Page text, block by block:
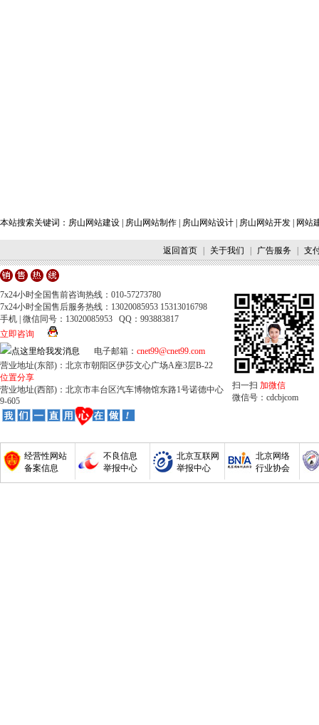
本站搜索关键词： 房山网站建设 房山网站制作 房山网站设计 房山网站开发 网站
返回首页 关于我们 广告服务 支
7x24小时全国售前咨询热线：010-57273780
7x24小时全国售后服务热线：13020085953 15313016798
手机 | 微信同号：13020085953 QQ：993883817
立即咨询
电子邮箱： cnet99@cnet99.com
营业地址(东部)：北京市朝阳区伊莎文心广场A座3层B-22
位置分享
营业地址(西部)：北京市丰台区汽车博物馆东路1号诺德中心
9-605
扫一扫 加微信
微信号：cdcbjcom
经营性网站
备案信息
不良信息
举报中心
北京互联网
举报中心
北京网络
行业协会